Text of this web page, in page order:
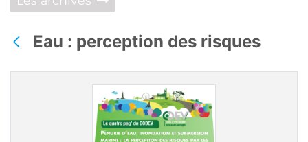
Eau : perception des risques